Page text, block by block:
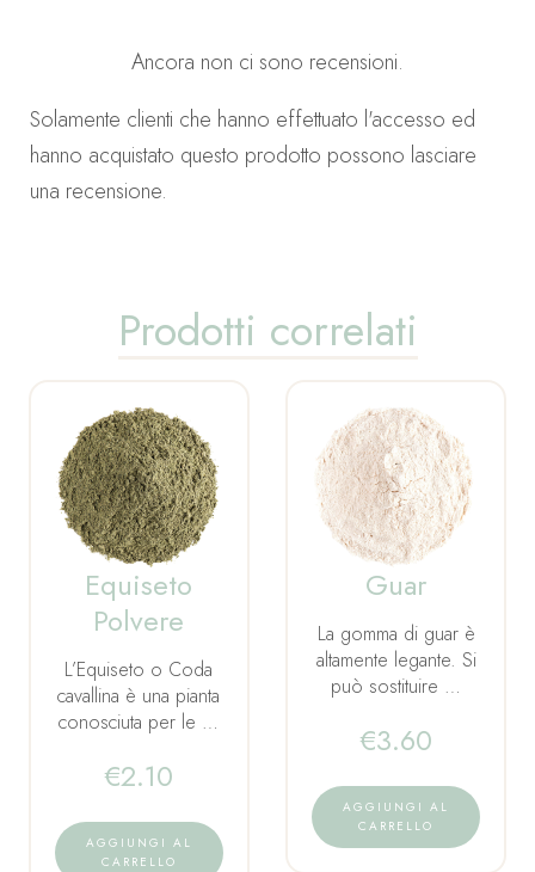
Ancora non ci sono recensioni.
Solamente clienti che hanno effettuato l'accesso ed
hanno acquistato questo prodotto possono lasciare
una recensione.
Prodotti correlati
Equiseto
Polvere
L’Equiseto o Coda
cavallina è una pianta
conosciuta per le …
€2.10
AGGIUNGI AL
CARRELLO
Guar
La gomma di guar è
altamente legante. Si
può sostituire …
€3.60
AGGIUNGI AL
CARRELLO